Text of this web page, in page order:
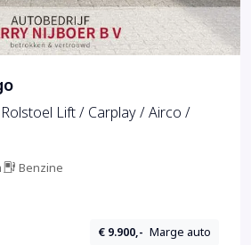
Lift / Carplay / Airco /
Benzine
€ 9.900,- Marge auto